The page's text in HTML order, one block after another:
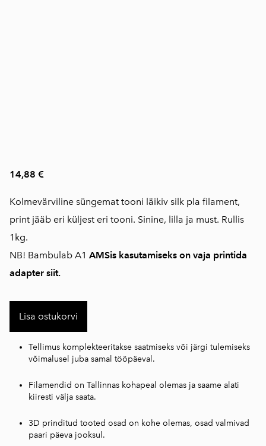
14,88 €
Kolmevärviline süngemat tooni läikiv silk pla filament,
print jääb eri küljest eri tooni. Sinine, lilla ja must. Rullis
1kg.
NB! Bambulab A1 AMSis kasutamiseks on vaja printida
adapter siit.
Lisa ostukorvi
Tellimus komplekteeritakse saatmiseks või järgi tulemiseks
võimalusel juba samal tööpäeval.
Filamendid on Tallinnas kohapeal olemas ja saame alati
kiiresti välja saata.
3D prinditud tooted osad on kohe olemas, osad valmivad
paari päeva jooksul.